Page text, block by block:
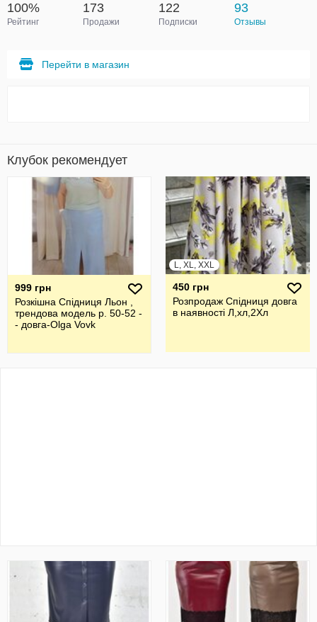
100%
Рейтинг
173
Продажи
122
Подписки
93
Отзывы
Перейти в магазин
Клубок рекомендует
999 грн
Розкішна Спідниця Льон ,
трендова модель р. 50-52 -
- довга-Olga Vovk
L, XL, XXL
450 грн
Розпродаж Спідниця довга
в наявності Л,хл,2Хл